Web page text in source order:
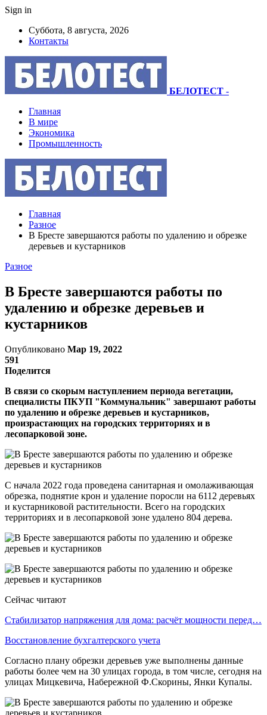
Sign in
Суббота, 8 августа, 2026
Контакты
БЕЛОТЕСТ -
Главная
В мире
Экономика
Промышленность
Главная
Разное
В Бресте завершаются работы по удалению и обрезке
деревьев и кустарников
Разное
В Бресте завершаются работы по
удалению и обрезке деревьев и
кустарников
Опубликовано Мар 19, 2022
591
Поделится
В связи со скорым наступлением периода вегетации,
специалисты ПКУП "Коммунальник" завершают работы
по удалению и обрезке деревьев и кустарников,
произрастающих на городских территориях и в
лесопарковой зоне.
С начала 2022 года проведена санитарная и омолаживающая
обрезка, поднятие крон и удаление поросли на 6112 деревьях
и кустарниковой растительности. Всего на городских
территориях и в лесопарковой зоне удалено 804 дерева.
Сейчас читают
Стабилизатор напряжения для дома: расчёт мощности перед…
Восстановление бухгалтерского учета
Согласно плану обрезки деревьев уже выполнены данные
работы более чем на 30 улицах города, в том числе, сегодня на
улицах Мицкевича, Набережной Ф.Скорины, Янки Купалы.